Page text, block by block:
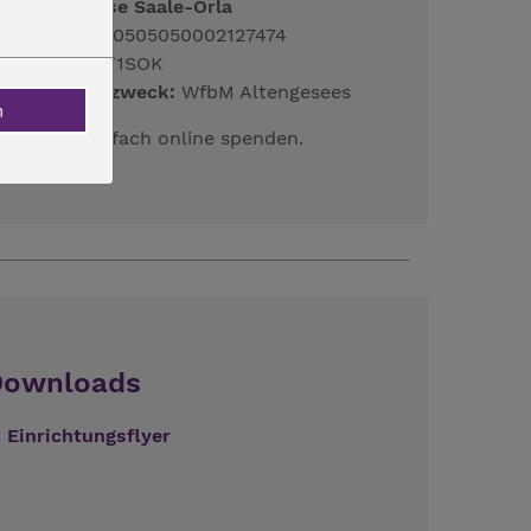
Saale-Orla
DE92830505050002127474
HELADEF1SOK
WfbM Altengesees
ganz einfach online spenden.
Einrichtungsflyer